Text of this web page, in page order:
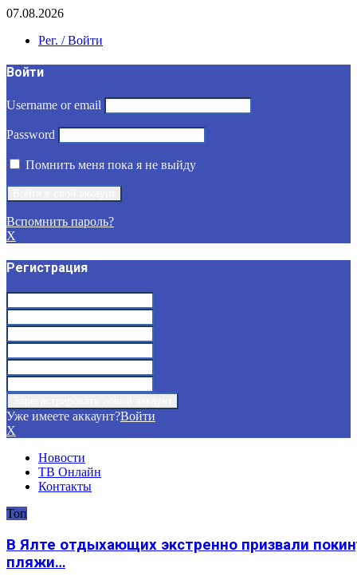
07.08.2026
Рег. / Войти
Войти
Username or email
Password
Помнить меня пока я не выйду
Вспомнить пароль?
X
Регистрация
Уже имеете аккаунт?Войти
X
Новости
ТВ Онлайн
Контакты
Топ
В Ялте отдыхающих экстренно призвали
пляжи…